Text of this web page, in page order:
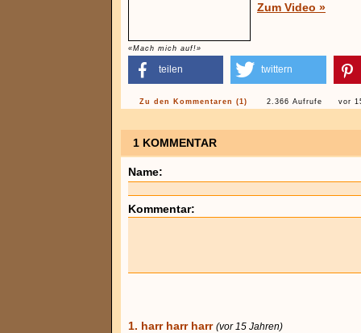
«Mach mich auf!»
Zum Video »
teilen twittern
Zu den Kommentaren (1) 2.366 Aufrufe vor
1 KOMMENTAR
Name:
Kommentar:
1. harr harr harr (vor 15 Jahren)